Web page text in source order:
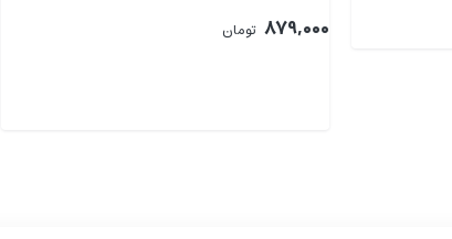
879,000 تومان